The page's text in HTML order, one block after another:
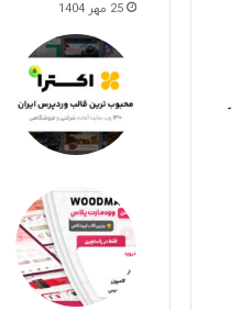
25 مهر 1404